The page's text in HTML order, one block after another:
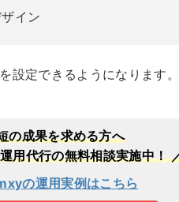
イン
設定できるようになります
の成果を求める方へ
用代行の無料相談実施中！
の運用実例はこちら